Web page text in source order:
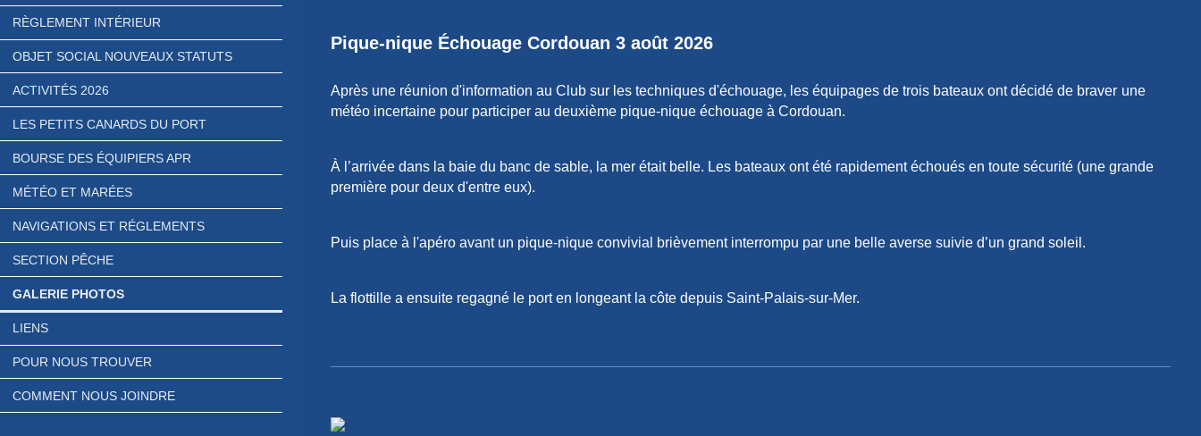
RÈGLEMENT INTÉRIEUR
OBJET SOCIAL NOUVEAUX STATUTS
ACTIVITÉS 2026
LES PETITS CANARDS DU PORT
BOURSE DES ÉQUIPIERS APR
MÉTÉO ET MARÉES
NAVIGATIONS ET RÉGLEMENTS
SECTION PÊCHE
GALERIE PHOTOS
LIENS
POUR NOUS TROUVER
COMMENT NOUS JOINDRE
Pique-nique ÉchouageCordouan 3 août2026
Après une réunion d'information au C lub sur les techniques d'échouage, les équipages de trois bateaux ont décidé de braver une
météo incertaine pour participer au deuxième pique-nique échouage à Cordouan.
À l ’arrivée dans la baie du banc de sable, la mer était belle. Les bateaux ont été rapidement échoués en toute sécurité (une grande
première pour deux d'entre eux).
Puis place à l'apéroavant un pique-nique convivia brièvement interrompu par une belle averse suivie d’un grand soleil.
La flottille a ensuite regagné le port en longeant la côte depuis Saint-Palais-sur-Mer.